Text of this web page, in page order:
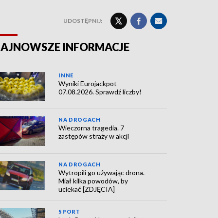
UDOSTĘPNIJ:
INFORMACJE
INNE
Wyniki Eurojackpot
07.08.2026. Sprawdź liczby!
NA DROGACH
Wieczorna tragedia. 7
zastępów straży w akcji
NA DROGACH
Wytropili go używając drona.
Miał kilka powodów, by
uciekać [ZDJĘCIA]
SPORT